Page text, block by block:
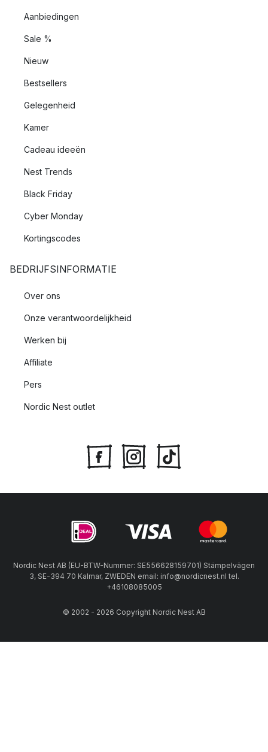
Aanbiedingen
Sale %
Nieuw
Bestsellers
Gelegenheid
Kamer
Cadeau ideeën
Nest Trends
Black Friday
Cyber Monday
Kortingscodes
BEDRIJFSINFORMATIE
Over ons
Onze verantwoordelijkheid
Werken bij
Affiliate
Pers
Nordic Nest outlet
Nordic Nest AB (EU-BTW-Nummer: SE556628159701) Stämpelvägen
3, SE-394 70 Kalmar, ZWEDEN email: info@nordicnest.nl tel.
+46108085005
© 2002 - 2026 Copyright Nordic Nest AB